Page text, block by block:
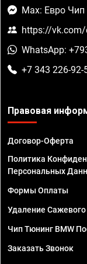
Max: Евро
https://vk.com/
WhatsApp:
+7 343 226-92-
Правовая
Договор-Оферта
Политика
Персональных
Формы Оплаты
Удаление
Чип Тюнинг BMW
Заказать Звонок